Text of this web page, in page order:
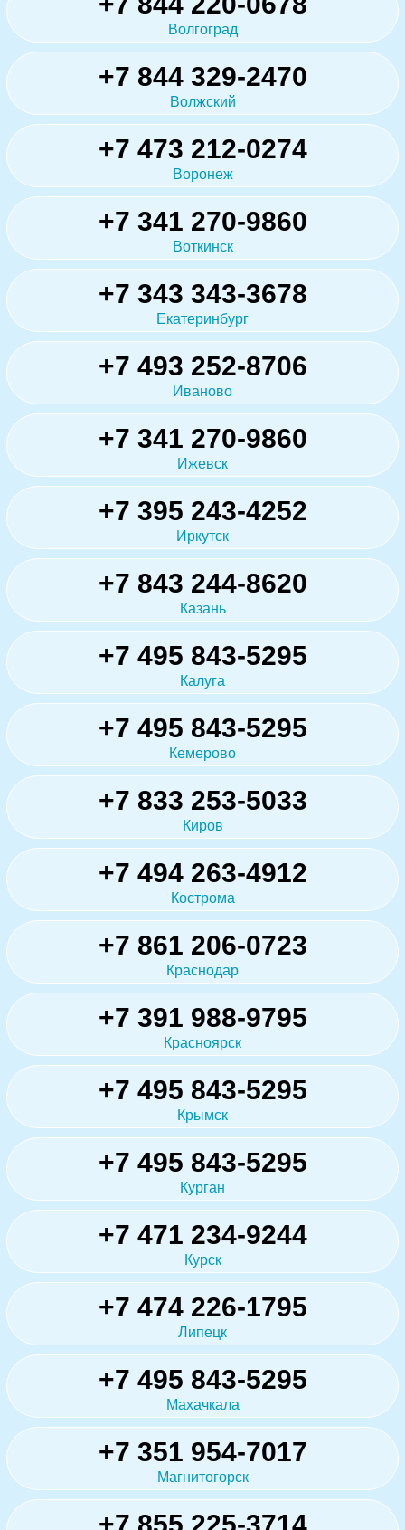
Волгоград
+7 844 329-2470
Волжский
+7 473 212-0274
Воронеж
+7 341 270-9860
Воткинск
+7 343 343-3678
Екатеринбург
+7 493 252-8706
Иваново
+7 341 270-9860
Ижевск
+7 395 243-4252
Иркутск
+7 843 244-8620
Казань
+7 495 843-5295
Калуга
+7 495 843-5295
Кемерово
+7 833 253-5033
Киров
+7 494 263-4912
Кострома
+7 861 206-0723
Краснодар
+7 391 988-9795
Красноярск
+7 495 843-5295
Крымск
+7 495 843-5295
Курган
+7 471 234-9244
Курск
+7 474 226-1795
Липецк
+7 495 843-5295
Махачкала
+7 351 954-7017
Магнитогорск